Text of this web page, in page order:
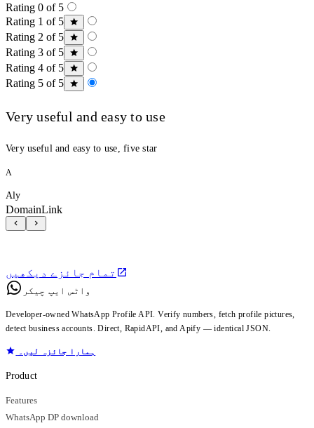
Rating 0 of 5
Rating 1 of 5
Rating 2 of 5
Rating 3 of 5
Rating 4 of 5
Rating 5 of 5
Very useful and easy to use
Very useful and easy to use, five star
A
Aly
DomainLink
تمام جائزے دیکھیں
واٹس ایپ چیکر
Developer-owned WhatsApp Profile API. Verify numbers, fetch profile pictures,
detect business accounts. Direct, RapidAPI, and Apify — identical JSON.
ہمارا جائزہ لیں۔
Product
Features
WhatsApp DP download